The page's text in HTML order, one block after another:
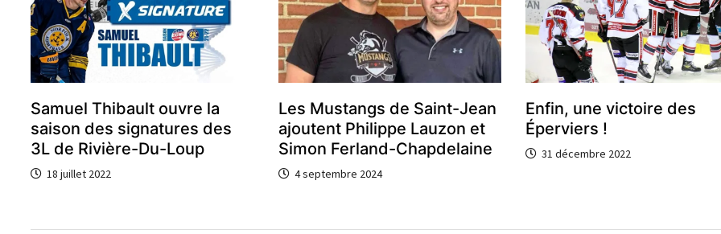
Samuel Thibault ouvre la
saison des signatures des
3L de Rivière-Du-Loup
18 juillet 2022
Les Mustangs de Saint-Jean
ajoutent Philippe Lauzon et
Simon Ferland-Chapdelaine
4 septembre 2024
Enfin, une victoire des
Éperviers !
31 décembre 2022